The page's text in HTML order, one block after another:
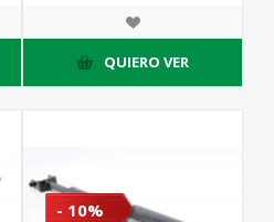
impuestos
QUIERO VER
- 10%